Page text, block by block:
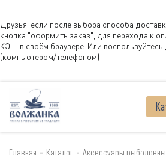
"
Друзья, если после выбора способа
кнопка "оформить заказ", для перехода к
КЭШ в своём браузере. Или воспользуйтесь
(компьютером/телефоном)
"
- -